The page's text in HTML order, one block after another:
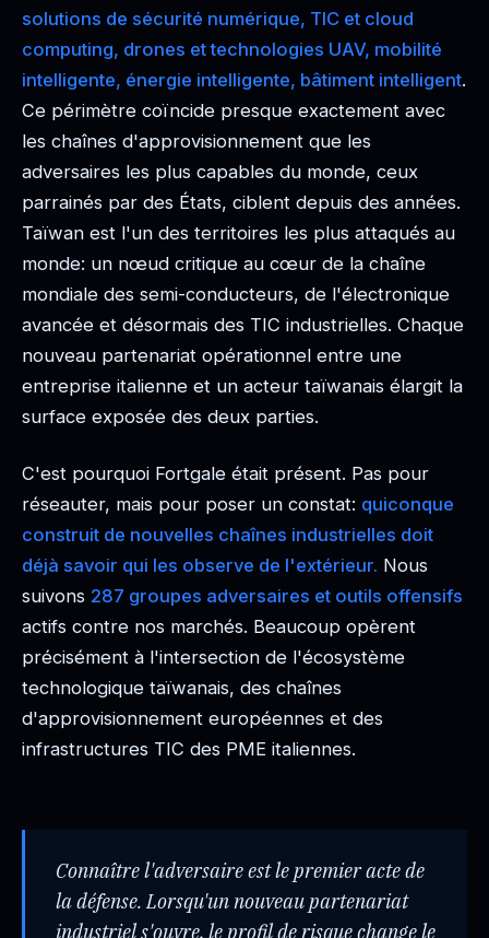
solutions de sécurité numérique, TIC et cloud
computing, drones et technologies UAV, mobilité
intelligente, énergie intelligente, bâtiment intelligent.
Ce périmètre coïncide presque exactement avec
les chaînes d'approvisionnement que les
adversaires les plus capables du monde, ceux
parrainés par des États, ciblent depuis des années.
Taïwan est l'un des territoires les plus attaqués au
monde: un nœud critique au cœur de la chaîne
mondiale des semi-conducteurs, de l'électronique
avancée et désormais des TIC industrielles. Chaque
nouveau partenariat opérationnel entre une
entreprise italienne et un acteur taïwanais élargit la
surface exposée des deux parties.
C'est pourquoi Fortgale était présent. Pas pour
réseauter, mais pour poser un constat: quiconque
construit de nouvelles chaînes industrielles doit
déjà savoir qui les observe de l'extérieur. Nous
suivons 287 groupes adversaires et outils offensifs
actifs contre nos marchés. Beaucoup opèrent
précisément à l'intersection de l'écosystème
technologique taïwanais, des chaînes
d'approvisionnement européennes et des
infrastructures TIC des PME italiennes.
Connaître l'adversaire est le premier acte de
la défense. Lorsqu'un nouveau partenariat
industriel s'ouvre, le profil de risque change le